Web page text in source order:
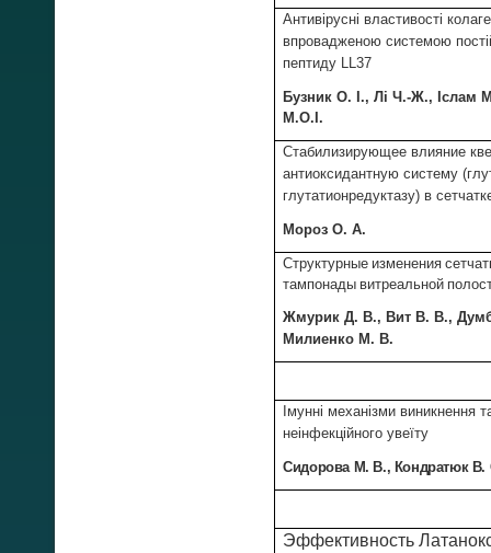
Антивірусні властивості
впровадженою системою
пептиду LL37
Бузник О. І., Лі Ч.-Ж., Іслам
М.O.I.
Стабилизирующее влияние
антиоксидантную систему
глутатионредуктазу) в
Мороз О. А.
Структурные изменения
тампонады витреальной
Жмурик Д. В., Вит В. В.,
Милиенко М. В.
Імунні механізми виникнення
неінфекційного увеїту
Сидорова М. В., Кондратюк В.
Эффективность